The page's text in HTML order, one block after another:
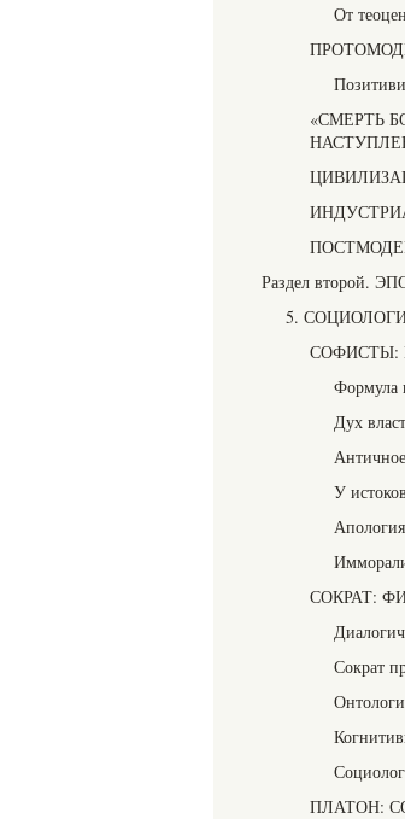
От
«СМЕРТЬ
Раздел
5.
СОФИСТЫ:
Формула
Дух
У
СОКРАТ:
Сократ
ПЛАТОН: